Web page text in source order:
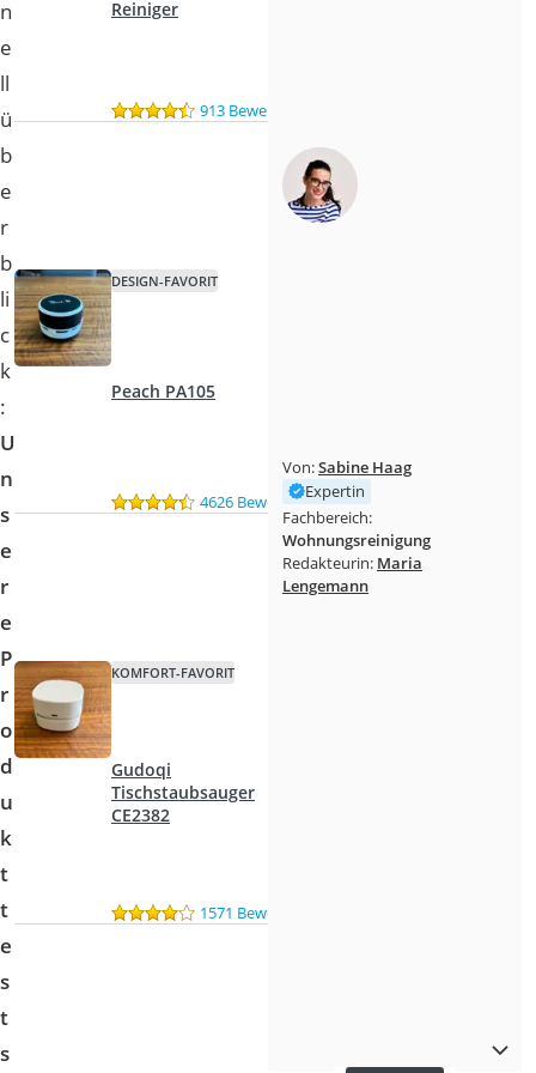
n
e
ll
ü
b
e
r
b
li
c
k
:
U
n
s
e
r
e
P
r
o
d
u
k
t
t
e
s
t
s
Reiniger
913 Bewertungen
DESIGN-FAVORIT
Peach PA105
4626 Bewertungen
KOMFORT-FAVORIT
Gudoqi
Tischstaubsauger
CE2382
1571 Bewertungen
Von:Sabine Haag
Expertin
Fachbereich:
Wohnungsreinigung
Redakteurin: Maria
Lengemann